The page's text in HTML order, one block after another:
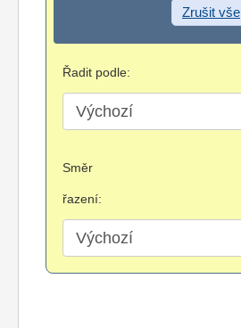
Zrušit vše
Řadit podle:
Směr
řazení: